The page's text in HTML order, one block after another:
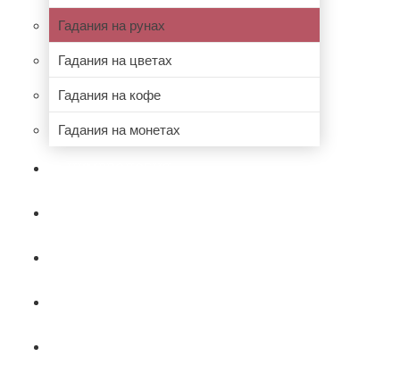
Гадания на рунах
Гадания на цветах
Гадания на кофе
Гадания на монетах